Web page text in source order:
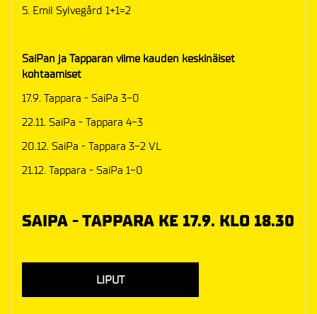
5. Emil Sylvegård 1+1=2
SaiPan ja Tapparan viime kauden keskinäiset
kohtaamiset
17.9. Tappara - SaiPa 3-0
22.11. SaiPa - Tappara 4-3
20.12. SaiPa - Tappara 3-2 VL
21.12. Tappara - SaiPa 1-0
SAIPA - TAPPARA KE 17.9. KLO 18.30
LIPUT